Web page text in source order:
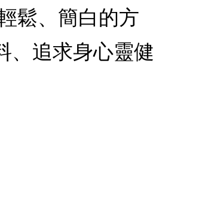
鬆、簡白的方
、追求身心靈健